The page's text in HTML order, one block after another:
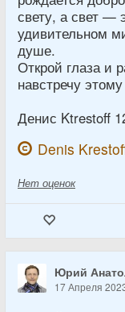
свету, а свет —
удивительном
душе.
Открой глаза и
навстречу
Денис Ktrestoff
Denis
Нет оценок
Юрий
17 Апреля